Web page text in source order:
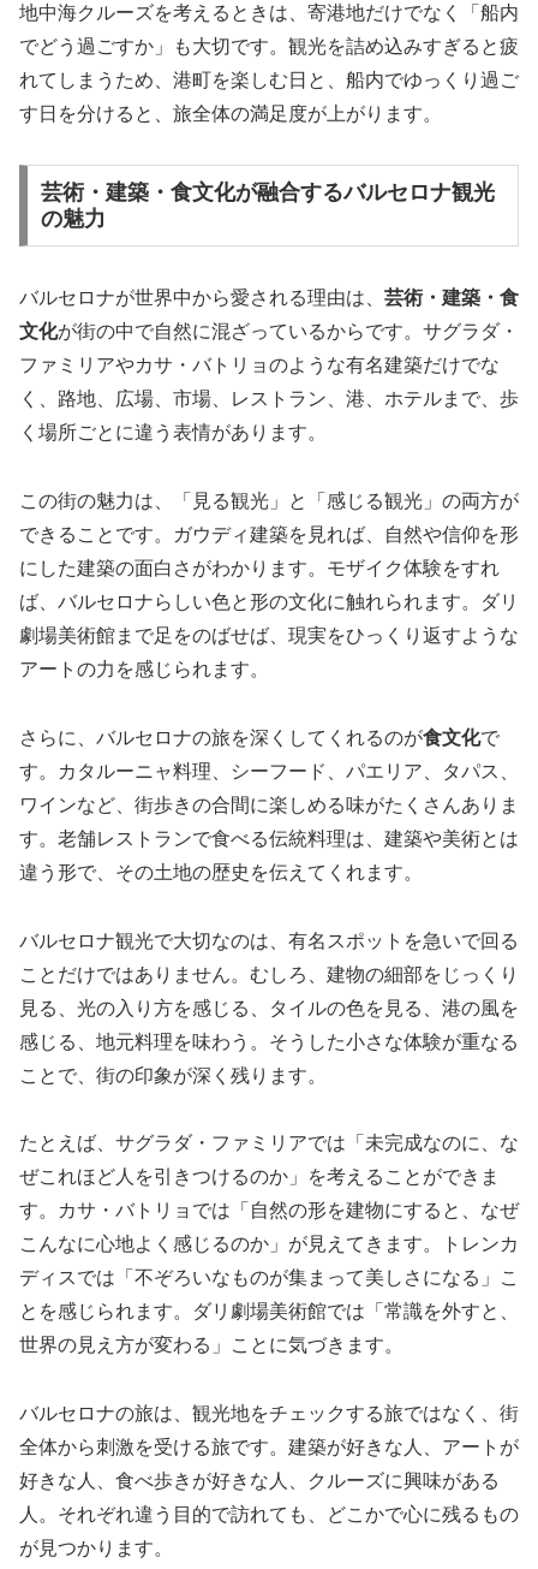
地中海クルーズを考えるときは、寄港地だけでなく「船内
でどう過ごすか」も大切です。観光を詰め込みすぎると疲
れてしまうため、港町を楽しむ日と、船内でゆっくり過ご
す日を分けると、旅全体の満足度が上がります。
芸術・建築・食文化が融合するバルセロナ観光
の魅力
バルセロナが世界中から愛される理由は、 芸術・建築・食
文化が街の中で自然に混ざっているからです。サグラダ・
ファミリアやカサ・バトリョのような有名建築だけでな
く、路地、広場、市場、レストラン、港、ホテルまで、歩
く場所ごとに違う表情があります。
この街の魅力は、「見る観光」と「感じる観光」の両方が
できることです。ガウディ建築を見れば、自然や信仰を形
にした建築の面白さがわかります。モザイク体験をすれ
ば、バルセロナらしい色と形の文化に触れられます。ダリ
劇場美術館まで足をのばせば、現実をひっくり返すような
アートの力を感じられます。
さらに、バルセロナの旅を深くしてくれるのが食文化で
す。カタルーニャ料理、シーフード、パエリア、タパス、
ワインなど、街歩きの合間に楽しめる味がたくさんありま
す。老舗レストランで食べる伝統料理は、建築や美術とは
違う形で、その土地の歴史を伝えてくれます。
バルセロナ観光で大切なのは、有名スポットを急いで回る
ことだけではありません。むしろ、建物の細部をじっくり
見る、光の入り方を感じる、タイルの色を見る、港の風を
感じる、地元料理を味わう。そうした小さな体験が重なる
ことで、街の印象が深く残ります。
たとえば、サグラダ・ファミリアでは「未完成なのに、な
ぜこれほど人を引きつけるのか」を考えることができま
す。カサ・バトリョでは「自然の形を建物にすると、なぜ
こんなに心地よく感じるのか」が見えてきます。トレンカ
ディスでは「不ぞろいなものが集まって美しさになる」こ
とを感じられます。ダリ劇場美術館では「常識を外すと、
世界の見え方が変わる」ことに気づきます。
バルセロナの旅は、観光地をチェックする旅ではなく、街
全体から刺激を受ける旅です。建築が好きな人、アートが
好きな人、食べ歩きが好きな人、クルーズに興味がある
人。それぞれ違う目的で訪れても、どこかで心に残るもの
が見つかります。